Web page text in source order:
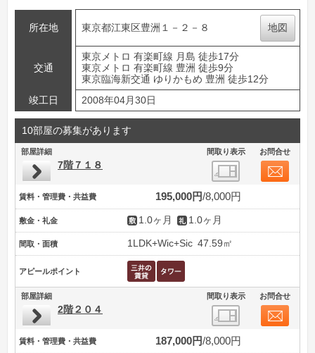
所在地 東京都江東区豊洲１－２－８ 地図
交通
東京メトロ 有楽町線 月島 徒歩17分
東京メトロ 有楽町線 豊洲 徒歩9分
東京臨海新交通 ゆりかもめ 豊洲 徒歩12分
竣工日
2008年04月30日
10部屋の募集があります
部屋詳細 間取り表示 お問合せ
7階７１８
賃料・管理費・共益費 195,000円 8,000円
敷金・礼金 1.0ヶ月 1.0ヶ月
間取・面積 1LDK+Wic+Sic 47.59㎡
アピールポイント
部屋詳細 間取り表示 お問合せ
2階２０４
賃料・管理費・共益費 187,000円 8,000円